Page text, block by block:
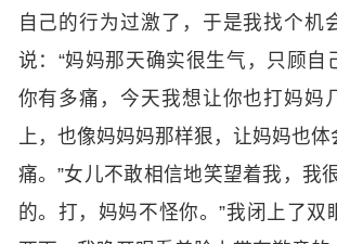
自己的行为过激了，于是我找个机
说：“妈妈那天确实很生气，只顾自
你有多痛，今天我想让你也打妈妈
上，也像妈妈妈那样狠，让妈妈也
痛。”女儿不敢相信地笑望着我，我
的。打，妈妈不怪你。”我闭上了双